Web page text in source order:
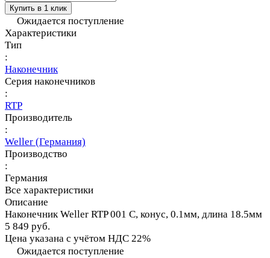
Купить в 1 клик
Ожидается поступление
Характеристики
Тип
:
Наконечник
Серия наконечников
:
RTP
Производитель
:
Weller (Германия)
Производство
:
Германия
Все характеристики
Описание
Наконечник Weller RTP 001 C, конус, 0.1мм, длина 18.5мм
5 849 руб.
Цена указана с учётом НДС 22%
Ожидается поступление